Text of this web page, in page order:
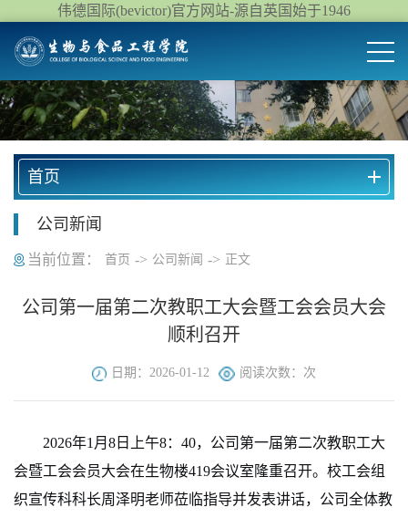
伟德国际(bevictor)官方网站-源自英国始于1946
首页
公司新闻
当前位置： 首页 -> 公司新闻 -> 正文
公司第一届第二次教职工大会暨工会会员大会
顺利召开
日期：2026-01-12 阅读次数： 次
2026年1月8日上午8：40，公司第一届第二次教职工大
会暨工会会员大会在生物楼419会议室隆重召开。校工会组
织宣传科科长周泽明老师莅临指导并发表讲话，公司全体教